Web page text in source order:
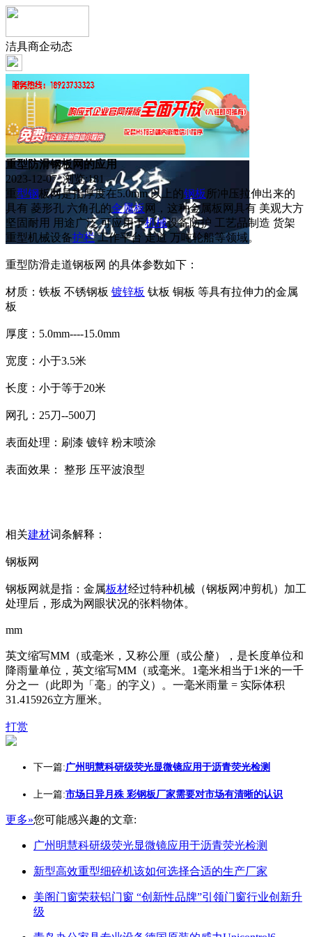
洁具商企动态
重型防滑钢板网的应用
2023-12-07 浏览:181
重型钢板网是指厚度在5.0mm 以上的钢板 所冲压拉伸出来的
具有 菱形孔 六角孔的金属板 网，这种金属板网具有 美观大方
坚固耐用 用途广泛 可应用于机械设备防护 工艺品制造 货架
重型机械设备护栏工作平台 走道 万吨轮船等领域。
重型防滑走道钢板网 的具体参数如下：
材质：铁板 不锈钢板 镀锌板 钛板 铜板 等具有拉伸力的金属
板
厚度：5.0mm----15.0mm
宽度：小于3.5米
长度：小于等于20米
网孔：25刀--500刀
表面处理：刷漆 镀锌 粉末喷涂
表面效果： 整形 压平波浪型
相关建材词条解释：
钢板网
钢板网就是指：金属板材经过特种机械（钢板网冲剪机）加工
处理后，形成为网眼状况的张料物体。
mm
英文缩写MM（或毫米，又称公厘（或公釐），是长度单位和
降雨量单位，英文缩写MM（或毫米。1毫米相当于1米的一千
分之一（此即为「毫」的字义）。一毫米雨量 = 实际体积
31.415926立方厘米。
打赏
下一篇:广州明慧科研级荧光显微镜应用于沥青荧光检测
上一篇:市场日异月殊 彩钢板厂家需要对市场有清晰的认识
更多»您可能感兴趣的文章:
广州明慧科研级荧光显微镜应用于沥青荧光检测
新型高效重型细碎机该如何选择合适的生产厂家
美阁门窗荣获铝门窗 “创新性品牌”引领门窗行业创新升
级